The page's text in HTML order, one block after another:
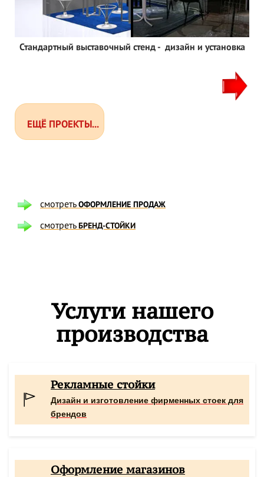
Стандартный выставочный стенд - дизайн и установка
ЕЩЁ ПРОЕКТЫ...
смотреть ОФОРМЛЕНИЕ ПРОДАЖ
смотреть БРЕНД-СТОЙКИ
Услуги нашего
производства
Рекламные стойки
Дизайн и изготовление фирменных стоек для
брендов
Оформление магазинов